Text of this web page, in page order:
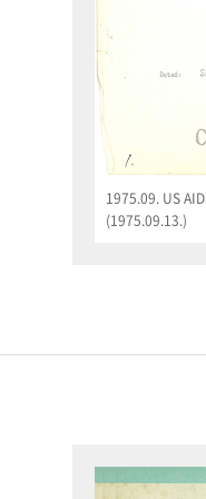
1975.09. US AID
(1975.09.13.)